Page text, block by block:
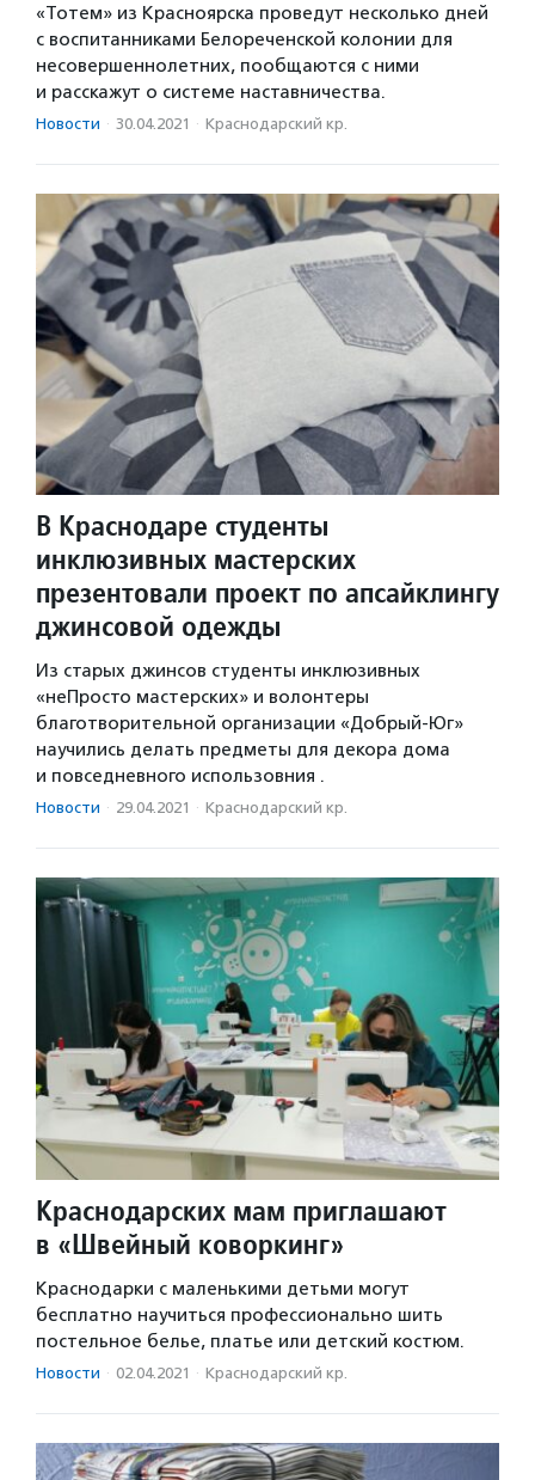
«Тотем» из Красноярска проведут несколько дней
с воспитанниками Белореченской колонии для
несовершеннолетних, пообщаются с ними
и расскажут о системе наставничества.
Новости · 30.04.2021 · Краснодарский кр.
В Краснодаре студенты
инклюзивных мастерских
презентовали проект по апсайклингу
джинсовой одежды
Из старых джинсов студенты инклюзивных
«неПросто мастерских» и волонтеры
благотворительной организации «Добрый-Юг»
научились делать предметы для декора дома
и повседневного использовния .
Новости · 29.04.2021 · Краснодарский кр.
Краснодарских мам приглашают
в «Швейный коворкинг»
Краснодарки с маленькими детьми могут
бесплатно научиться профессионально шить
постельное белье, платье или детский костюм.
Новости · 02.04.2021 · Краснодарский кр.